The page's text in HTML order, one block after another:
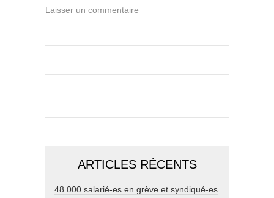
Laisser un commentaire
ARTICLES RÉCENTS
48 000 salarié-es en grève et syndiqué-es